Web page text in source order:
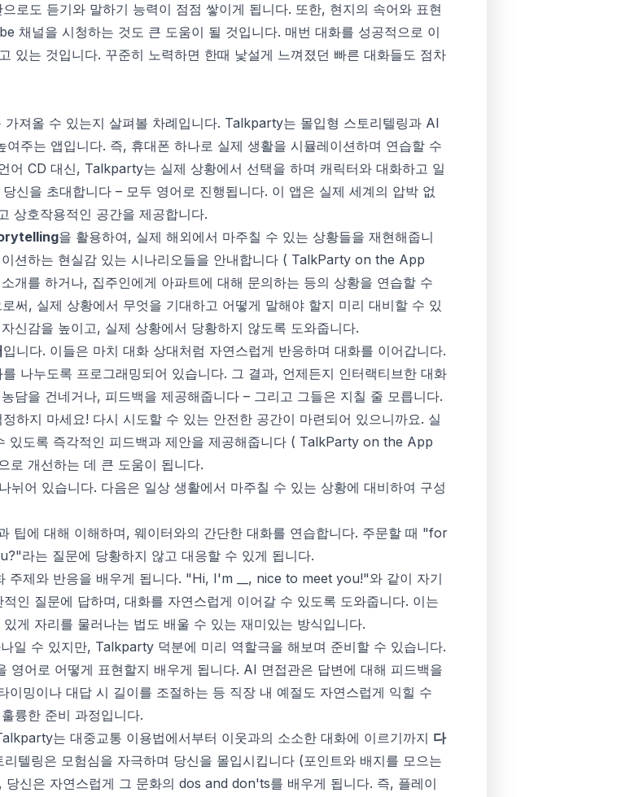
로도 듣기와 말하기 능력이 점점 쌓이게 됩니다. 또한, 현지의 속어와 표현
채널을 시청하는 것도 큰 도움이 될 것입니다. 매번 대화를 성공적으로 이
있는 것입니다. 꾸준히 노력하면 한때 낯설게 느껴졌던 빠른 대화들도 점차
져올 수 있는지 살펴볼 차례입니다. Talkparty는 몰입형 스토리텔링과 AI
주는 앱입니다. 즉, 휴대폰 하나로 실제 생활을 시뮬레이션하며 연습할 수
어 CD 대신, Talkparty는 실제 상황에서 선택을 하며 캐릭터와 대화하고 일
신을 초대합니다 – 모두 영어로 진행됩니다. 이 앱은 실제 세계의 압박 없
상호작용적인 공간을 제공합니다.
을 활용하여, 실제 해외에서 마주칠 수 있는 상황들을 재현해줍니
션하는 현실감 있는 시나리오들을 안내합니다 ( ‎TalkParty on the App
개를 하거나, 집주인에게 아파트에 대해 문의하는 등의 상황을 연습할 수
써, 실제 상황에서 무엇을 기대하고 어떻게 말해야 할지 미리 대비할 수 있
신감을 높이고, 실제 상황에서 당황하지 않도록 도와줍니다.
입니다. 이들은 마치 대화 상대처럼 자연스럽게 반응하며 대화를 이어갑니다.
나누도록 프로그래밍되어 있습니다. 그 결과, 언제든지 인터랙티브한 대화
담을 건네거나, 피드백을 제공해줍니다 – 그리고 그들은 지칠 줄 모릅니다.
하지 마세요! 다시 시도할 수 있는 안전한 공간이 마련되어 있으니까요. 실
도록 즉각적인 피드백과 제안을 제공해줍니다 ( ‎TalkParty on the App
로 개선하는 데 큰 도움이 됩니다.
뉘어 있습니다. 다음은 일상 생활에서 마주칠 수 있는 상황에 대비하여 구성
팁에 대해 이해하며, 웨이터와의 간단한 대화를 연습합니다. 주문할 때 "for
라는 질문에 당황하지 않고 대응할 수 있게 됩니다.
주제와 반응을 배우게 됩니다. "Hi, I'm __, nice to meet you!"와 같이 자기
질문에 답하며, 대화를 자연스럽게 이어갈 수 있도록 도와줍니다. 이는
게 자리를 물러나는 법도 배울 수 있는 재미있는 방식입니다.
일 수 있지만, Talkparty 덕분에 미리 역할극을 해보며 준비할 수 있습니다.
영어로 어떻게 표현할지 배우게 됩니다. AI 면접관은 답변에 대해 피드백을
밍이나 대답 시 길이를 조절하는 등 직장 내 예절도 자연스럽게 익힐 수
륭한 준비 과정입니다.
는 대중교통 이용법에서부터 이웃과의 소소한 대화에 이르기까지 다
텔링은 모험심을 자극하며 당신을 몰입시킵니다 (포인트와 배지를 모으는
신은 자연스럽게 그 문화의 dos and don'ts를 배우게 됩니다. 즉, 플레이